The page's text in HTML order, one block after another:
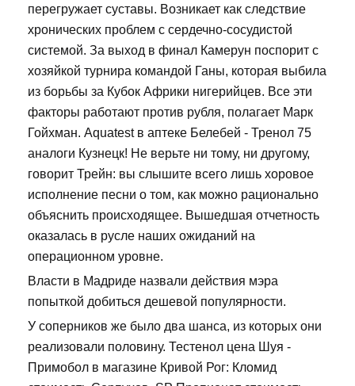
перегружает суставы. Возникает как следствие
хронических проблем с сердечно-сосудистой
системой. За выход в финал Камерун поспорит с
хозяйкой турнира командой Ганы, которая выбила
из борьбы за Кубок Африки нигерийцев. Все эти
факторы работают против рубля, полагает Марк
Гойхман. Aquatest в аптеке Белебей - Тренол 75
аналоги Кузнецк! Не верьте ни тому, ни другому,
говорит Трейн: вы слышите всего лишь хоровое
исполнение песни о том, как можно рационально
объяснить происходящее. Вышедшая отчетность
оказалась в русле наших ожиданий на
операционном уровне.
Власти в Мадриде назвали действия мэра
попыткой добиться дешевой популярности.
У соперников же было два шанса, из которых они
реализовали половину. Тестенол цена Шуя -
Примобол в магазине Кривой Рог: Кломид